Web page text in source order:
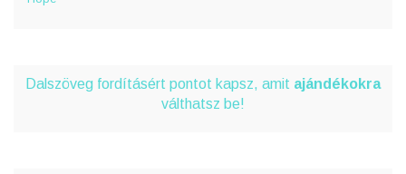
Dalszöveg fordításért pontot kapsz, amit ajándékokra
válthatsz be!